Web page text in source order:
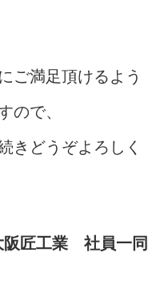
ご満足頂けるよう
ので、
きどうぞよろしく
阪匠工業 社員一同